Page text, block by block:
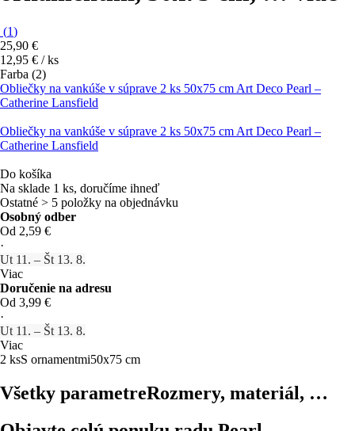
(1)
25,90 €
12,95 € / ks
Farba (2)
Obliečky na vankúše v súprave 2 ks 50x75 cm Art Deco Pearl –
Catherine Lansfield
Obliečky na vankúše v súprave 2 ks 50x75 cm Art Deco Pearl –
Catherine Lansfield
Do košíka
Na sklade 1 ks, doručíme ihneď
Ostatné > 5 položky na objednávku
Osobný odber
Od 2,59 €
·
Ut 11. – Št 13. 8.
Viac
Doručenie na adresu
Od 3,99 €
·
Ut 11. – Št 13. 8.
Viac
2 ksS ornamentmi50x75 cm
Všetky parametreRozmery, materiál, …